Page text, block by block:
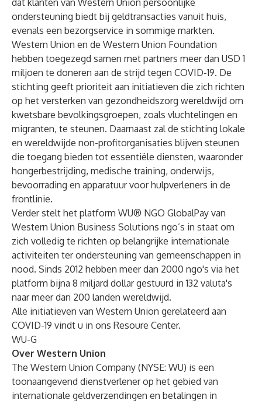
dat klanten van Western Union persoonlijke
ondersteuning biedt bij geldtransacties vanuit huis,
evenals een bezorgservice in sommige markten.
Western Union en de Western Union Foundation
hebben toegezegd samen met partners meer dan USD 1
miljoen te doneren aan de strijd tegen COVID-19. De
stichting geeft prioriteit aan initiatieven die zich richten
op het versterken van gezondheidszorg wereldwijd om
kwetsbare bevolkingsgroepen, zoals vluchtelingen en
migranten, te steunen. Daarnaast zal de stichting lokale
en wereldwijde non-profitorganisaties blijven steunen
die toegang bieden tot essentiële diensten, waaronder
hongerbestrijding, medische training, onderwijs,
bevoorrading en apparatuur voor hulpverleners in de
frontlinie.
Verder stelt het platform WU® NGO GlobalPay van
Western Union Business Solutions ngo’s in staat om
zich volledig te richten op belangrijke internationale
activiteiten ter ondersteuning van gemeenschappen in
nood. Sinds 2012 hebben meer dan 2000 ngo's via het
platform bijna 8 miljard dollar gestuurd in 132 valuta's
naar meer dan 200 landen wereldwijd.
Alle initiatieven van Western Union gerelateerd aan
COVID-19 vindt u in ons Resoure Center.
WU-G
Over Western Union
The Western Union Company (NYSE: WU) is een
toonaangevend dienstverlener op het gebied van
internationale geldverzendingen en betalingen in